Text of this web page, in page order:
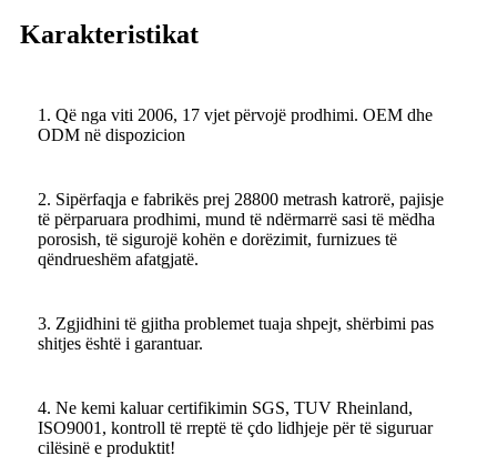
Karakteristikat
1. Që nga viti 2006, 17 vjet përvojë prodhimi. OEM dhe
ODM në dispozicion
2. Sipërfaqja e fabrikës prej 28800 metrash katrorë, pajisje
të përparuara prodhimi, mund të ndërmarrë sasi të mëdha
porosish, të sigurojë kohën e dorëzimit, furnizues të
qëndrueshëm afatgjatë.
3. Zgjidhini të gjitha problemet tuaja shpejt, shërbimi pas
shitjes është i garantuar.
4. Ne kemi kaluar certifikimin SGS, TUV Rheinland,
ISO9001, kontroll të rreptë të çdo lidhjeje për të siguruar
cilësinë e produktit!